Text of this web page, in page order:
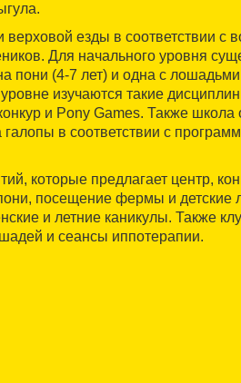
верховой езды в соответствии с
Для начального уровня
пони (4-7 лет) и одна с лошадьми
изучаются такие
и Pony Games. Также школа
в соответствии с
которые предлагает центр,
посещение фермы и детские
и летние каникулы. Также
и сеансы иппотерапии.